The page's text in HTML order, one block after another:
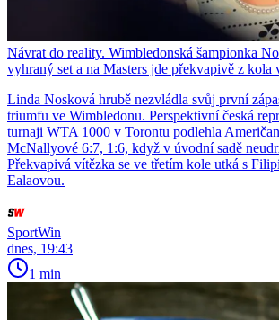
Návrat do reality. Wimbledonská šampionka
vyhraný set a na Masters jde překvapivě z kola
Linda Nosková hrubě nezvládla svůj první
triumfu ve Wimbledonu. Perspektivní česká
turnaji WTA 1000 v Torontu podlehla
McNallyové 6:7, 1:6, když v úvodní sadě
Překvapivá vítězka se ve třetím kole utká s
Ealaovou.
SportWin
dnes, 19:43
1 min